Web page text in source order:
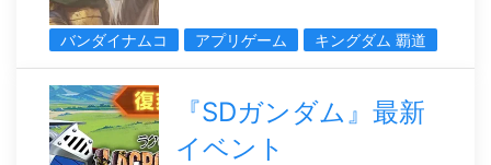
バンダイナムコ アプリゲーム キングダム 覇道
『SDガンダム』最新
イベント